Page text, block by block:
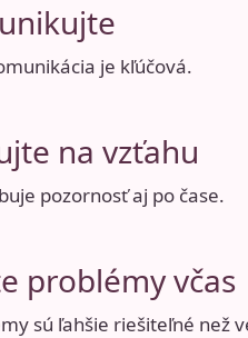
je kľúčová.
na vzťahu
pozornosť aj po čase.
problémy včas
sú ľahšie riešiteľné než